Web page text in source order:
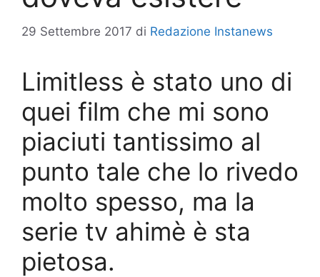
29 Settembre 2017 di Redazione Instanews
Limitless è stato uno di
quei film che mi sono
piaciuti tantissimo al
punto tale che lo rivedo
molto spesso, ma la
serie tv ahimè è sta
pietosa.